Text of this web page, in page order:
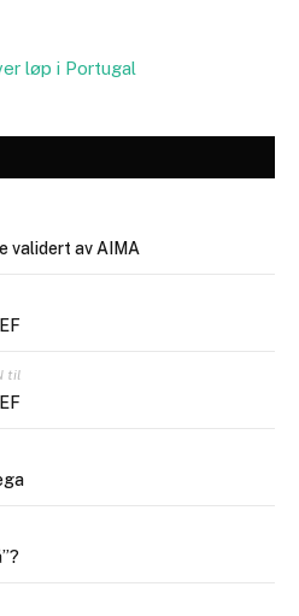
løp i Portugal
validert av AIMA
til